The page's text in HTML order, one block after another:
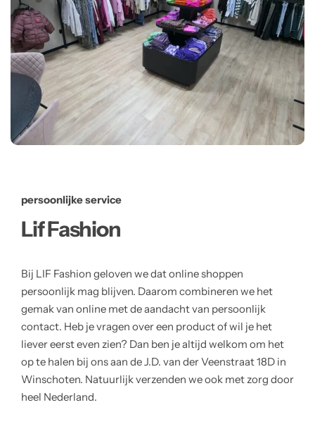
persoonlijke service
Lif Fashion
Bij LIF Fashion geloven we dat online shoppen
persoonlijk mag blijven. Daarom combineren we het
gemak van online met de aandacht van persoonlijk
contact. Heb je vragen over een product of wil je het
liever eerst even zien? Dan ben je altijd welkom om het
op te halen bij ons aan de J.D. van der Veenstraat 18D in
Winschoten. Natuurlijk verzenden we ook met zorg door
heel Nederland.